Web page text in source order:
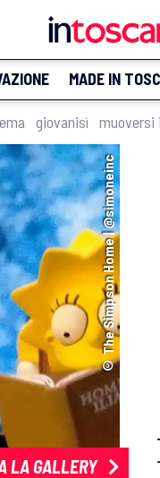
MADE IN
giovanisì muoversi
LA GALLERY
© The Simpson Home | @simoneinc